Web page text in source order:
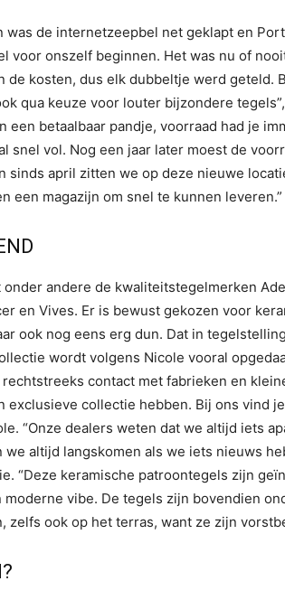
was de internetzeepbel net geklapt en
voor onszelf beginnen. Het was nu of
de kosten, dus elk dubbeltje werd geteld.
qua keuze voor louter bijzondere
een betaalbaar pandje, voorraad had je
snel vol. Nog een jaar later moest de
sinds april zitten we op deze nieuwe
een magazijn om snel te kunnen leveren.”
andere de kwaliteitstegelmerken
en Vives. Er is bewust gekozen voor
ook nog eens erg dun. Dat in
wordt volgens Nicole vooral
rechtstreeks contact met fabrieken en
exclusieve collectie hebben. Bij ons vind
“Onze dealers weten dat we altijd iets
we altijd langskomen als we iets nieuws
“Deze keramische patroontegels zijn
moderne vibe. De tegels zijn bovendien
zelfs ook op het terras, want ze zijn